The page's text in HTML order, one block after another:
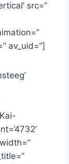
src=”
av_uid=”]